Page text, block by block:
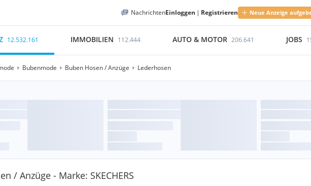
NachrichtenEinloggen | Registrieren Neue Anzeige
12.532.161 IMMOBILIEN 112.444 AUTO & MOTOR 206.641 JOBS
Bubenmode Buben Hosen / Anzüge Lederhosen
/ Anzüge - Marke: SKECHERS